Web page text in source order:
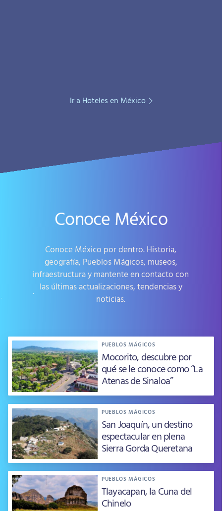
Ir a Hoteles en México
Conoce México
Conoce México por dentro. Historia,
geografía, Pueblos Mágicos, museos,
infraestructura y mantente en contacto con
las últimas actualizaciones, tendencias y
noticias.
PUEBLOS MÁGICOS
Mocorito, descubre por
qué se le conoce como “La
Atenas de Sinaloa”
PUEBLOS MÁGICOS
San Joaquín, un destino
espectacular en plena
Sierra Gorda Queretana
PUEBLOS MÁGICOS
Tlayacapan, la Cuna del
Chinelo